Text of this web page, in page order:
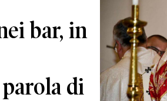
bar, in
di